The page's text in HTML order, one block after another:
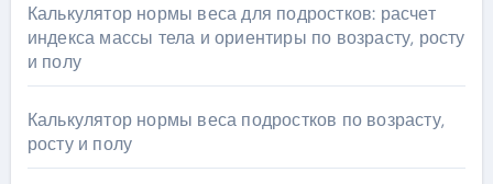
Калькулятор нормы веса для подростков: расчет
индекса массы тела и ориентиры по возрасту, росту
и полу
Калькулятор нормы веса подростков по возрасту,
росту и полу